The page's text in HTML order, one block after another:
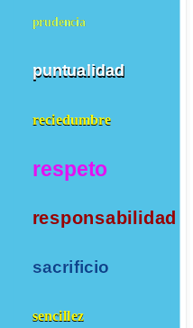
prudencia
puntualidad
reciedumbre
respeto
responsabilidad
sacrificio
sencillez